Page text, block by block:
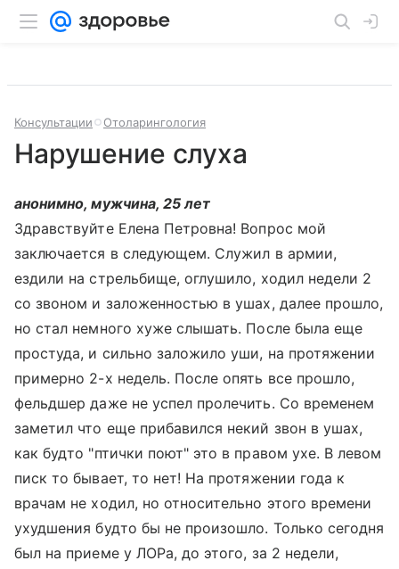
Консультации Отоларингология
Нарушение слуха
анонимно, мужчина, 25 лет
Здравствуйте Елена Петровна! Вопрос мой
заключается в следующем. Служил в армии,
ездили на стрельбище, оглушило, ходил недели 2
со звоном и заложенностью в ушах, далее прошло,
но стал немного хуже слышать. После была еще
простуда, и сильно заложило уши, на протяжении
примерно 2-х недель. После опять все прошло,
фельдшер даже не успел пролечить. Со временем
заметил что еще прибавился некий звон в ушах,
как будто "птички поют" это в правом ухе. В левом
писк то бывает, то нет! На протяжении года к
врачам не ходил, но относительно этого времени
ухудшения будто бы не произошло. Только сегодня
был на приеме у ЛОРа, до этого, за 2 недели,